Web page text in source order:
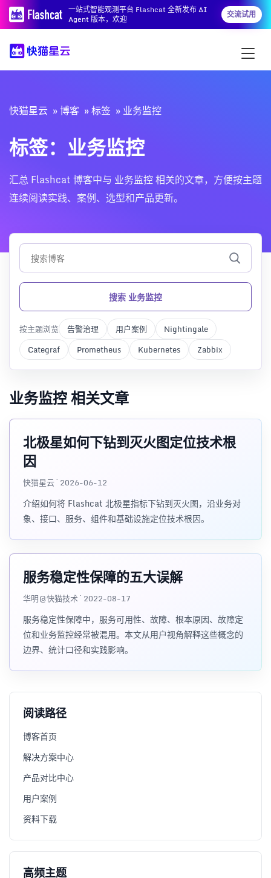
一站式智能观测平台 Flashcat 全新发布 AI
Agent 版本，欢迎
交流试用
快猫星云 博客 标签 业务监控
标签：业务监控
汇总 Flashcat 博客中与 业务监控 相关的文章，方便按主题
连续阅读实践、案例、选型和产品更新。
搜索 业务监控
按主题浏览 告警治理 用户案例
Nightingale
Categraf
Prometheus Kubernetes Zabbix
业务监控 相关文章
北极星如何下钻到灭火图定位技术根
因
快猫星云 · 2026-06-12
介绍如何将 Flashcat 北极星指标下钻到灭火图，沿业务对
象、接口、服务、组件和基础设施定位技术根因。
服务稳定性保障的五大误解
华明@快猫技术 · 2022-08-17
服务稳定性保障中，服务可用性、故障、根本原因、故障定
位和业务监控经常被混用。本文从用户视角解释这些概念的
边界、统计口径和实践影响。
阅读路径
博客首页
解决方案中心
产品对比中心
用户案例
资料下载
高频主题